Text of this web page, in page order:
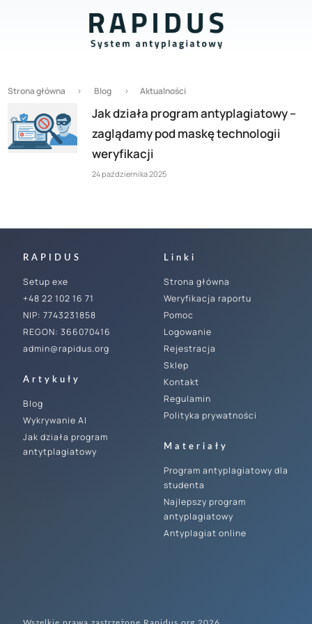
Strona główna › Blog › Aktualności
Jak działa program antyplagiatowy –
zaglądamy pod maskę technologii
weryfikacji
24 października 2025
RAPIDUS
Setup exe
+48 22 102 16 71
NIP: 7743231858
REGON: 366070416
admin@rapidus.org
Artykuły
Blog
Wykrywanie AI
Jak działa program
antytplagiatowy
Linki
Strona główna
Weryfikacja raportu
Pomoc
Logowanie
Rejestracja
Sklep
Kontakt
Regulamin
Polityka prywatności
Materiały
Program antyplagiatowy dla
studenta
Najlepszy program
antyplagiatowy
Antyplagiat online